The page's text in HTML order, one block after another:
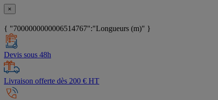
×
{ "7000000000006514767":"Longueurs (m)" }
Devis sous 48h
Livraison offerte dès 200 € HT